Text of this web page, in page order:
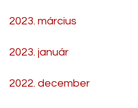
2023. március
2023. január
2022. december